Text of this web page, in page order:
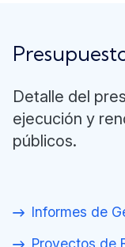
Detalle del
ejecución y
públicos.
Informes de